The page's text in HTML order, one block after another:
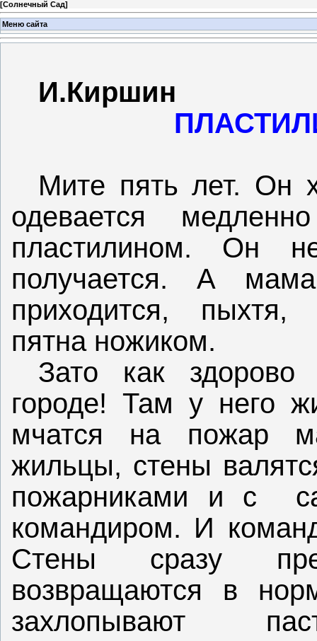
[Солнечный Сад]
Меню сайта
И.Киршин
Мите пять лет. Он
одевается
пластилином. Он
получается. А
приходится, пыхтя,
пятна ножиком.
Зато как
городе! Там у него
мчатся на пожар
жильцы, стены
пожарниками и с
командиром. И
Стены сразу
возвращаются в
захлопывают